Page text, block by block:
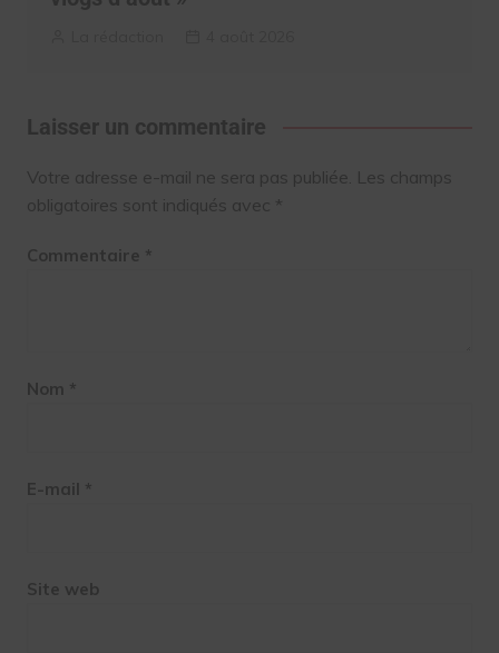
Laisser un commentaire
Votre adresse e-mail ne sera pas publiée. Les champs
obligatoires sont indiqués avec *
Commentaire *
Nom *
E-mail *
Site web